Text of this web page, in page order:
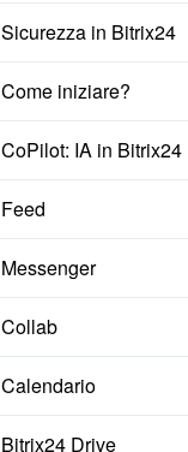
Sicurezza in Bitrix24
Come iniziare?
CoPilot: IA in Bitrix24
Feed
Messenger
Collab
Calendario
Bitrix24 Drive